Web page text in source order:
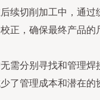
续切削加工中，通过
正，确保最终产品的
无需分别寻找和管理焊
了管理成本和潜在的